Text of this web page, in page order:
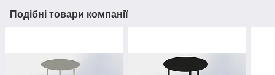
Подібні товари компанії